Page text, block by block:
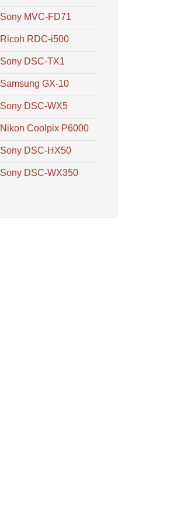
Sony MVC-FD71
Ricoh RDC-i500
Sony DSC-TX1
Samsung GX-10
Sony DSC-WX5
Nikon Coolpix P6000
Sony DSC-HX50
Sony DSC-WX350